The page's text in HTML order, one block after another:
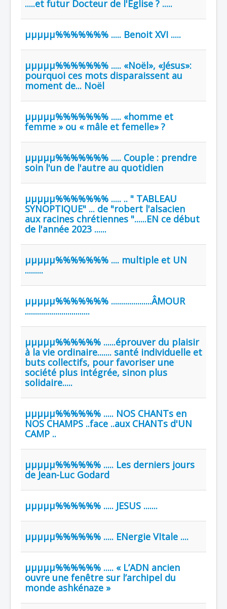
.....et futur Docteur de l'Eglise ? .....
µµµµµ%%%%%%% ..... Benoit XVI .....
µµµµµ%%%%%%% ..... «Noël», «Jésus»:
pourquoi ces mots disparaissent au
moment de... Noël
µµµµµ%%%%%%% ..... «homme et
femme » ou « mâle et femelle» ?
µµµµµ%%%%%%% ..... Couple : prendre
soin l'un de l'autre au quotidien
µµµµµ%%%%%%% ..... .. " TABLEAU
SYNOPTIQUE" ... de "robert l'alsacien
aux racines chrétiennes "......EN ce début
de l'année 2023 ......
µµµµµ%%%%%%% .... multiple et UN
.........
µµµµµ%%%%%%% ....................ÂMOUR
................................
µµµµµ%%%%%% ......éprouver du plaisir
à la vie ordinaire....... santé individuelle et
buts collectifs, pour favoriser une
société plus intégrée, sinon plus
solidaire.....
µµµµµ%%%%%% ..... NOS CHANTs en
NOS CHAMPS ..face ..aux CHANTs d'UN
CAMP ..
µµµµµ%%%%%% ..... Les derniers jours
de Jean-Luc Godard
µµµµµ%%%%%% ..... JESUS .......
µµµµµ%%%%%% ..... ENergie VItale ....
µµµµµ%%%%%% ..... « L’ADN ancien
ouvre une fenêtre sur l’archipel du
monde ashkénaze »